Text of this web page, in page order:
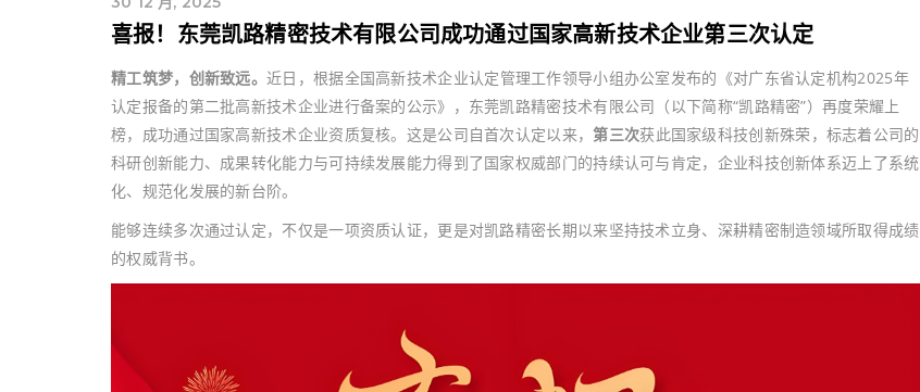
喜报！东莞凯路精密技术有限公司成功通过国家高新技术企业第三次认定
精工筑梦，创新致远。 近日，根据全国高新技术企业认定管理工作领导小组办公室发布的《对广东省认定机构2025年
认定报备的第二批高新技术企业进行备案的公示》，东莞凯路精密技术有限公司（以下简称“凯路精密”）再度荣耀上
榜，成功通过国家高新技术企业资质复核。这是公司自首次认定以来，第三次获此国家级科技创新殊荣，标志着公司的
科研创新能力、成果转化能力与可持续发展能力得到了国家权威部门的持续认可与肯定，企业科技创新体系迈上了系统
化、规范化发展的新台阶。
能够连续多次通过认定，不仅是一项资质认证，更是对凯路精密长期以来坚持技术立身、深耕精密制造领域所取得成绩
的权威背书。